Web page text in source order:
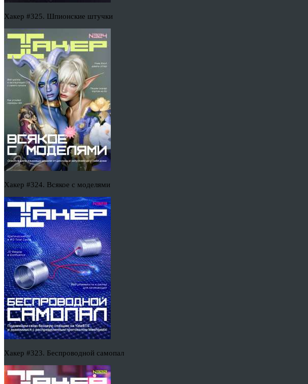
Хакер #325. Шпионские штучки
Хакер #324. Всякое с моделями
Хакер #323. Беспроводной самопал